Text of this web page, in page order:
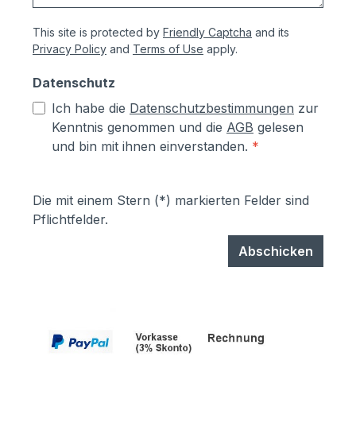
This site is protected by Friendly Captcha and its
Privacy Policy and Terms of Use apply.
Datenschutz
Ich habe die Datenschutzbestimmungen zur
Kenntnis genommen und die AGB gelesen
und bin mit ihnen einverstanden. *
Die mit einem Stern (*) markierten Felder sind
Pflichtfelder.
Abschicken